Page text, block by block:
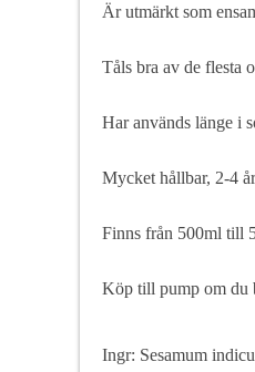
Är utmärkt som
Tåls bra av de flesta
Har används länge i
Mycket hållbar, 2-4
Finns från 500ml till
Köp till pump om du
Ingr: Sesamum